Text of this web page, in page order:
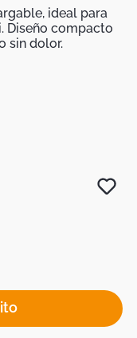
ideal para
Diseño compacto
sin dolor.